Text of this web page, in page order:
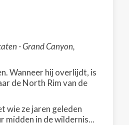
- Grand Canyon,
Wanneer hij overlijdt, is
de North Rim van de
wie ze jaren geleden
midden in de wildernis...